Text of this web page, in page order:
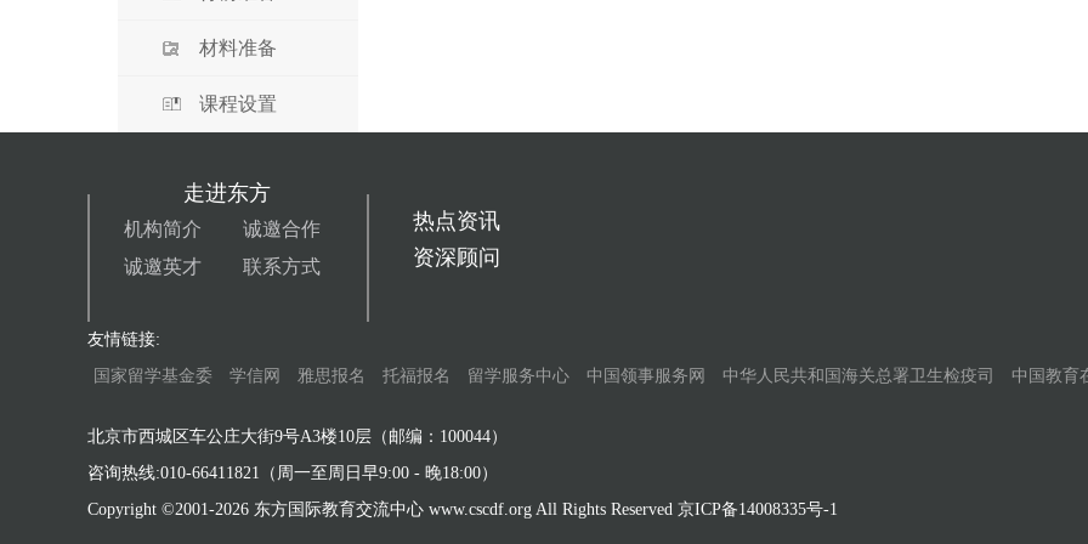
材料准备
课程设置
走进东方
机构简介
诚邀合作
诚邀英才
联系方式
热点资讯
资深顾问
友情链接:
国家留学基金委
学信网 雅思报名 托福报名 留学服务中心 中国领事服务网 中华人民共和国海关总署卫生检疫司 中国教育
北京市西城区车公庄大街9号A3楼10层（邮编：100044）
咨询热线:010-66411821（周一至周日早9:00 - 晚18:00）
Copyright ©2001-2026 东方国际教育交流中心 www.cscdf.org All Rights Reserved 京ICP备14008335号-1